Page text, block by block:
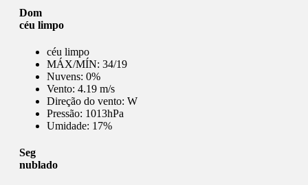
Dom
céu limpo
céu limpo
MÁX/MÍN: 34/19
Nuvens: 0%
Vento: 4.19 m/s
Direção do vento: W
Pressão: 1013hPa
Umidade: 17%
Seg
nublado